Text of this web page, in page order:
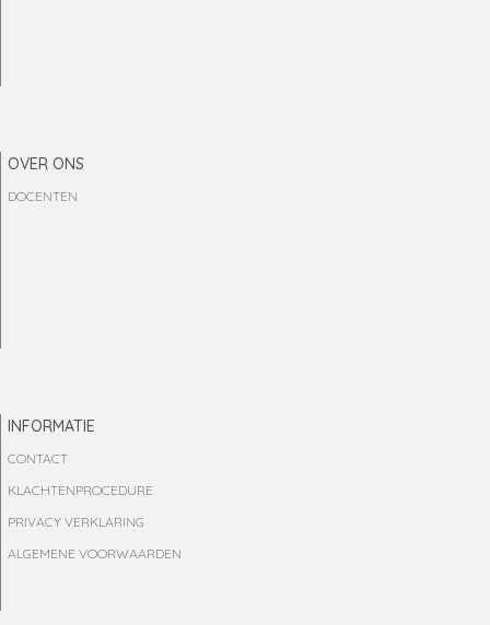
OVER ONS
DOCENTEN
INFORMATIE
CONTACT
KLACHTENPROCEDURE
PRIVACY VERKLARING
ALGEMENE VOORWAARDEN